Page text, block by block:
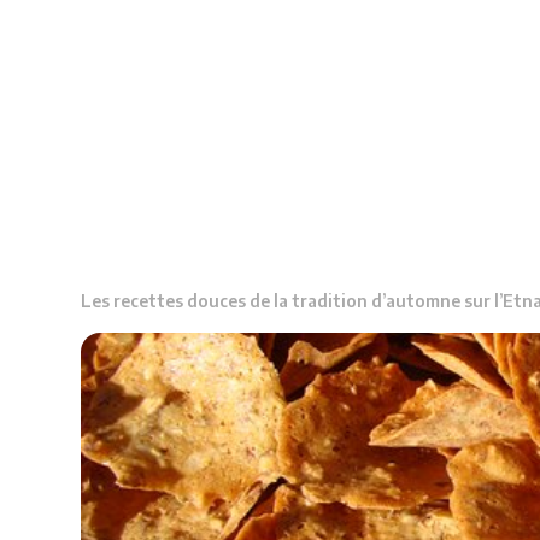
Les recettes douces de la tradition d’automne sur